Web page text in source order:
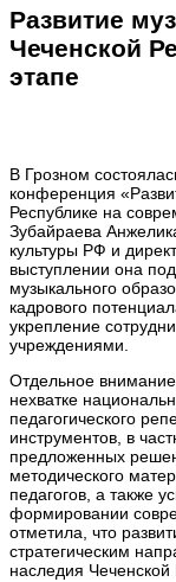
Развитие
Чеченской
этапе
В Грозном
конференция
Республике на
Зубайраева
культуры РФ и
выступлении она
музыкального
кадрового
укрепление
учреждениями.
Отдельное
нехватке
педагогического
инструментов, в
предложенных
методического
педагогов, а также
формировании
отметила, что
стратегическим
наследия Чеченской